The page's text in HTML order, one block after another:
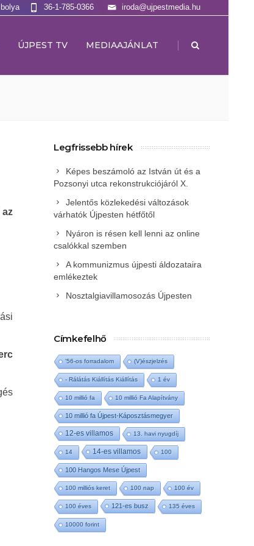
iroda@ujpestmedia.hu
36-1-785-0366
ÚJPEST TV MEDIAAJÁNLAT |
Legfrissebb hírek
Képes beszámoló az István út és a
Pozsonyi utca rekonstrukciójáról X.
Jelentős közlekedési változások
várhatók Újpesten hétfőtől
Nyáron is résen kell lenni az online
csalókkal szemben
A kommunizmus újpesti áldozataira
emlékeztek
Nosztalgiavillamosozás Újpesten
Címkefelhő
'56-os forradalom (V)észjelzés
- Rálátás Kiállítás Kiállítás 1 év
10 millió fa 10 millió Fa Alapítvány
10 millió fa Újpest-Káposztásmegyer
12-es villamos 13. havi nyugdíj
14 14-es villamos 100
100 Hangos Mese Újpest
100 milliós keret 100 nap 100 év
100 éves 121-es busz 135 éves
10000 forint